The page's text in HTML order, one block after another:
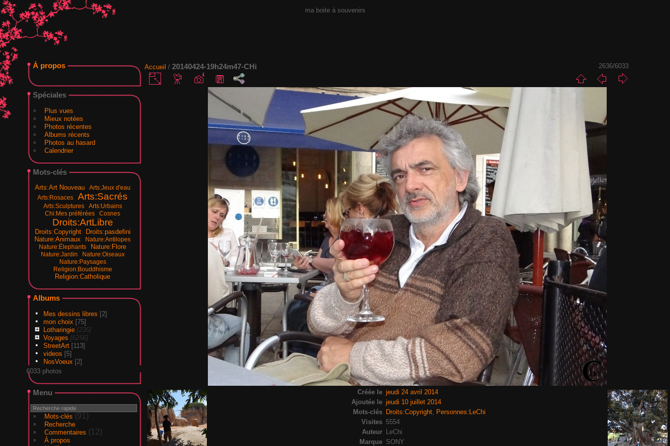
ma boite à souvenirs
À propos
Spéciales
Plus vues
Mieux notées
Photos récentes
Albums récents
Photos au hasard
Calendrier
Mots-clés
Arts:Art Nouveau
Arts:Jeux d'eau
Arts:Rosaces
Arts:Sacrés
Arts:Sculptures
Arts:Urbains
Chi:Mes préférées
Cosnes
Droits:ArtLibre
Droits:Copyright
Droits:pasdefini
Nature:Animaux
Nature:Antilopes
Nature:Élephants
Nature:Flore
Nature:Jardin
Nature:Oiseaux
Nature:Paysages
Religion:Bouddhisme
Religion:Catholique
Albums
Mes dessins libres [2]
mon choix [75]
Lotharingie[235]
Voyages [6256]
StreetArt[113]
videos [5]
NosVoeux [2]
6033 photos
Menu
Mots-clés (91)
Recherche
Commentaires (12)
À propos
Accueil / 20140424-19h24m47-CHi 2636/6033
Créée le jeudi 24 avril 2014
Ajoutée le jeudi 10 juillet 2014
Mots-clés Droits:Copyright,
Personnes:LeChi
Visites 5554
Auteur
LeChi
Marque SONY